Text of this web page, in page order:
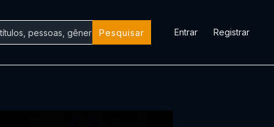
Pesquisar Entrar Registrar